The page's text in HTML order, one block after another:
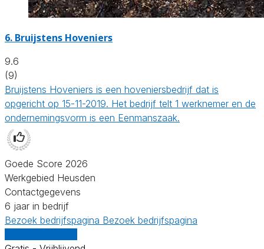
6. Bruijstens Hoveniers
9.6
(9)
Bruijstens Hoveniers is een hoveniersbedrijf dat is
opgericht op 15-11-2019. Het bedrijf telt 1 werknemer en de
ondernemingsvorm is een Eenmanszaak.
Goede Score 2026
Werkgebied Heusden
Contactgegevens
6 jaar in bedrijf
Bezoek bedrijfspagina Bezoek bedrijfspagina